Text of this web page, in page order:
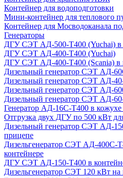
Контейнер для водоподготовки
Мини-контейнер для теплового
Контейнер для Мосводоканала
Генераторы
ДГУ СЭТ АД-500-Т400 (Yuchai) в
ДГУ СЭТ АД-400-Т400 (Yuchai)
ДГУ СЭТ АД-400-Т400 (Scania) в
Дизельный генератор СЭТ АД-
Дизельный генератор СЭТ АД-
Дизельный генератор СЭТ АД-
Дизельный генератор СЭТ АД-
Генератор АД-16С-Т400 в
Отгрузка двух ДГУ по 500 кВт
Дизельный генератор СЭТ АД-
прицепе
Дизельгенератор СЭТ АД-400С-
контейнере
ДГУ СЭТ АД-150-Т400 в
Дизельгенератор СЭТ 120 кВт на